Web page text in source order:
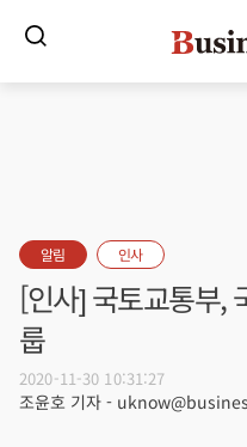
알림 인사
[인사] 국토교통부,
룹
2020-11-30 10:31:27
조윤호 기자 -